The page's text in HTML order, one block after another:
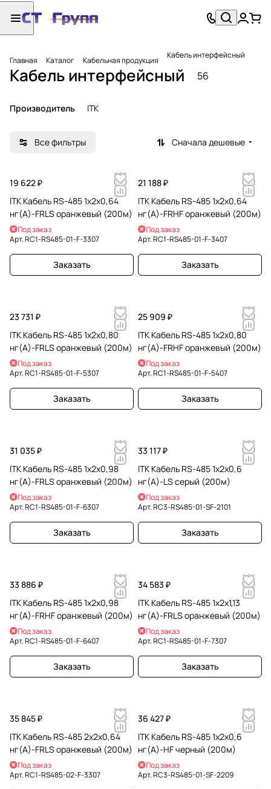
Главная Каталог Кабельная продукция Кабель интерфейсный
Кабель интерфейсный 56
Производитель ITK
Все фильтры Сначала дешевые
19 622 ₽
ITK Кабель RS-485 1х2х0,64
нг(А)-FRLS оранжевый (200м)
Под заказ
Арт.RC1-RS485-01-F-3307
Заказать
21 188 ₽
ITK Кабель RS-485 1х2х0,64
нг(А)-FRHF оранжевый (200м)
Под заказ
Арт.RC1-RS485-01-F-3407
Заказать
23 731 ₽
ITK Кабель RS-485 1х2х0,80
нг(А)-FRLS оранжевый (200м)
Под заказ
Арт.RC1-RS485-01-F-5307
Заказать
25 909 ₽
ITK Кабель RS-485 1х2х0,80
нг(А)-FRHF оранжевый (200м)
Под заказ
Арт.RC1-RS485-01-F-5407
Заказать
31 035 ₽
ITK Кабель RS-485 1х2х0,98
нг(А)-FRLS оранжевый (200м)
Под заказ
Арт.RC1-RS485-01-F-6307
Заказать
33 117 ₽
ITK Кабель RS-485 1х2х0,6
нг(А)-LS серый (200м)
Под заказ
Арт.RC3-RS485-01-SF-2101
Заказать
33 886 ₽
ITK Кабель RS-485 1х2х0,98
нг(А)-FRHF оранжевый (200м)
Под заказ
Арт.RC1-RS485-01-F-6407
Заказать
34 583 ₽
ITK Кабель RS-485 1х2х1,13
нг(А)-FRLS оранжевый (200м)
Под заказ
Арт.RC1-RS485-01-F-7307
Заказать
35 845 ₽
ITK Кабель RS-485 2х2х0,64
нг(А)-FRLS оранжевый (200м)
Под заказ
Арт.RC1-RS485-02-F-3307
36 427 ₽
ITK Кабель RS-485 1х2х0,6
нг(А)-HF черный (200м)
Под заказ
Арт.RC3-RS485-01-SF-2209